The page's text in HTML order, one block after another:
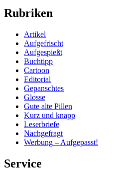
Rubriken
Artikel
Aufgefrischt
Aufgespießt
Buchtipp
Cartoon
Editorial
Gepanschtes
Glosse
Gute alte Pillen
Kurz und knapp
Leserbriefe
Nachgefragt
Werbung – Aufgepasst!
Service